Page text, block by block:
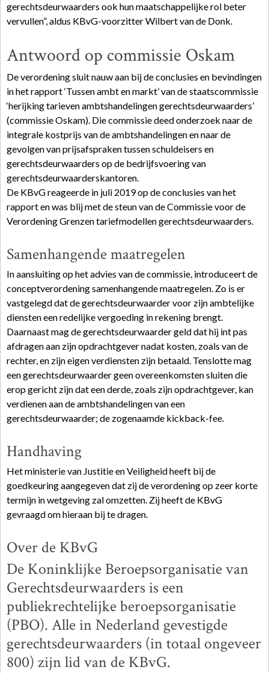
gerechtsdeurwaarders ook hun maatschappelijke rol beter
vervullen”, aldus KBvG-voorzitter Wilbert van de Donk.
Antwoord op commissie Oskam
De verordening sluit nauw aan bij de conclusies en bevindingen
in het rapport ‘Tussen ambt en markt’ van de staatscommissie
‘herijking tarieven ambtshandelingen gerechtsdeurwaarders’
(commissie Oskam). Die commissie deed onderzoek naar de
integrale kostprijs van de ambtshandelingen en naar de
gevolgen van prijsafspraken tussen schuldeisers en
gerechtsdeurwaarders op de bedrijfsvoering van
gerechtsdeurwaarderskantoren.
De KBvG reageerde in juli 2019 op de conclusies van het
rapport en was blij met de steun van de Commissie voor de
Verordening Grenzen tariefmodellen gerechtsdeurwaarders.
Samenhangende maatregelen
In aansluiting op het advies van de commissie, introduceert de
conceptverordening samenhangende maatregelen. Zo is er
vastgelegd dat de gerechtsdeurwaarder voor zijn ambtelijke
diensten een redelijke vergoeding in rekening brengt.
Daarnaast mag de gerechtsdeurwaarder geld dat hij int pas
afdragen aan zijn opdrachtgever nadat kosten, zoals van de
rechter, en zijn eigen verdiensten zijn betaald. Tenslotte mag
een gerechtsdeurwaarder geen overeenkomsten sluiten die
erop gericht zijn dat een derde, zoals zijn opdrachtgever, kan
verdienen aan de ambtshandelingen van een
gerechtsdeurwaarder; de zogenaamde kickback-fee.
Handhaving
Het ministerie van Justitie en Veiligheid heeft bij de
goedkeuring aangegeven dat zij de verordening op zeer korte
termijn in wetgeving zal omzetten. Zij heeft de KBvG
gevraagd om hieraan bij te dragen.
Over de KBvG
De Koninklijke Beroepsorganisatie van
Gerechtsdeurwaarders is een
publiekrechtelijke beroepsorganisatie
(PBO). Alle in Nederland gevestigde
gerechtsdeurwaarders (in totaal ongeveer
800) zijn lid van de KBvG.